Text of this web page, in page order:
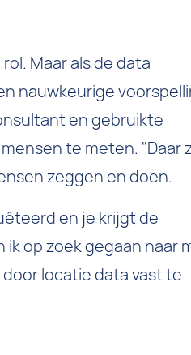
Maar als de data
nauwkeurige
en gebruikte
te meten. "Daar
zeggen en doen.
en je krijgt de
op zoek gegaan naar
locatie data vast te